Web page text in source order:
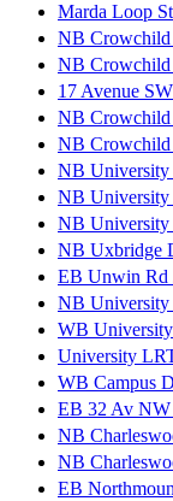
Marda Loop
NB
NB
17 Avenue
NB
NB
NB
NB
NB
NB Uxbridge
EB Unwin Rd
NB
WB
University
WB Campus
EB 32 Av NW
NB
NB
EB